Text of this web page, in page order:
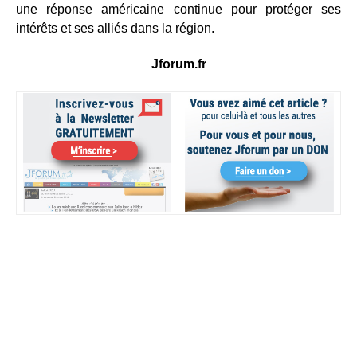
une réponse américaine continue pour protéger ses
intérêts et ses alliés dans la région.
Jforum.fr